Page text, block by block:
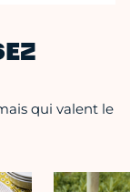
qui valent le